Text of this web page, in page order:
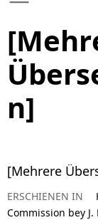
n]
[Mehrere
ERSCHIENEN IN
Commission bey J.